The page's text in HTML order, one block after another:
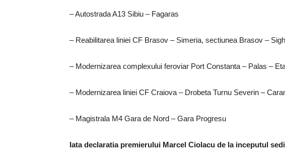
– Autostrada A13 Sibiu – Fagaras
– Reabilitarea liniei CF Brasov – Simeria, sectiunea Brasov –
– Modernizarea complexului feroviar Port Constanta – Palas –
– Modernizarea liniei CF Craiova – Drobeta Turnu Severin –
– Magistrala M4 Gara de Nord – Gara Progresu
Iata declaratia premierului Marcel Ciolacu de la inceputul